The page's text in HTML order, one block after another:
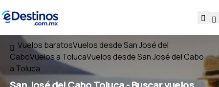
Vuelos baratosVuelos desde San José del
CaboVuelos a TolucaVuelos desde San José del Cabo
a Toluca